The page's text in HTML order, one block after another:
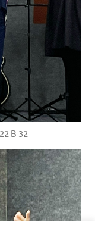
B 32